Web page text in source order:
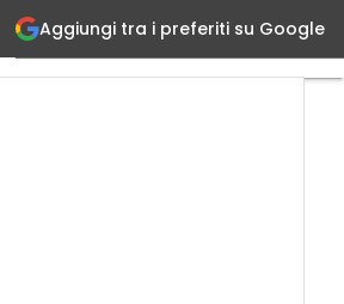
Aggiungi tra i preferiti su Google